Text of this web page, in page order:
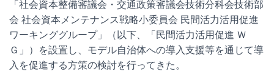
「社会資本整備審議会・交通政策審議会技術分科会技術部
会 社会資本メンテナンス戦略小委員会 民間活力活用促進
ワーキンググループ」（以下、「民間活力活用促進 Ｗ
Ｇ」）を設置し、モデル自治体への導入支援等を通じて導
入を促進する方策の検討を行ってきた。